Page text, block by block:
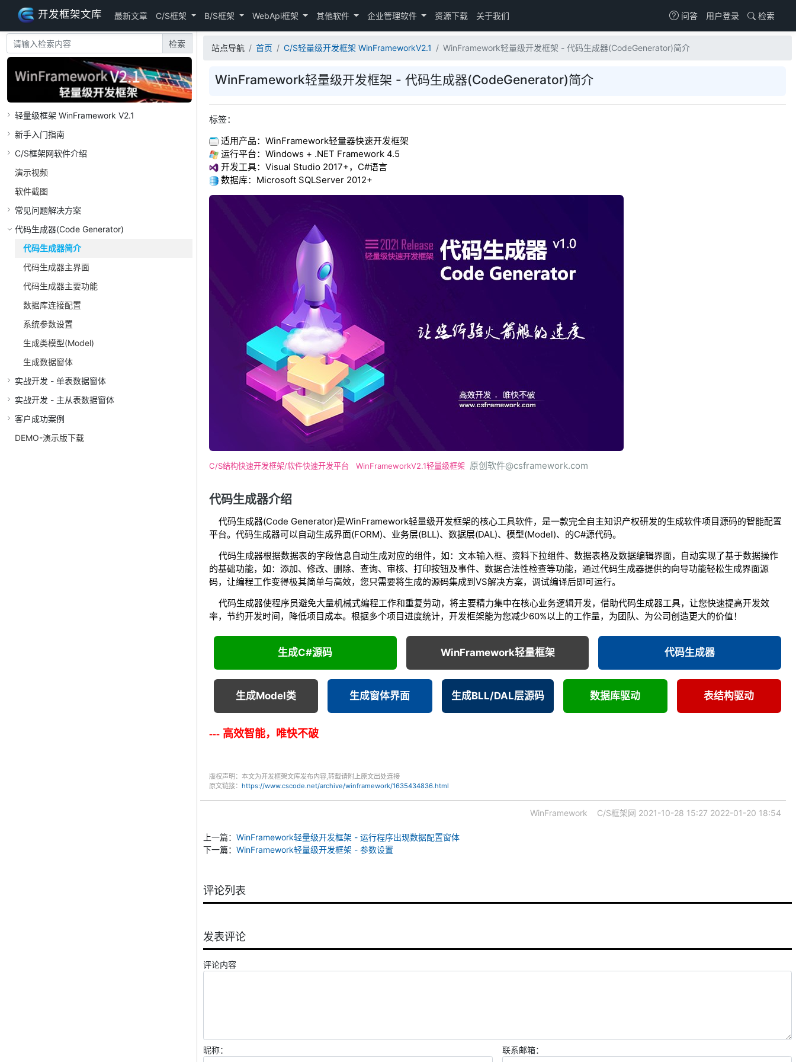
开发框架文库 最新文章 C/S框架 B/S框架 WebApi框架 其他软件 企业管理软件 资源下载 关于我们 问答 用户登录 检索
检索
轻量级框架 WinFramework V2.1
新手入门指南
C/S框架网软件介绍
演示视频
软件截图
常见问题解决方案
代码生成器(Code Generator)
代码生成器简介
代码生成器主界面
代码生成器主要功能
数据库连接配置
系统参数设置
生成类模型(Model)
生成数据窗体
实战开发 - 单表数据窗体
实战开发 - 主从表数据窗体
客户成功案例
DEMO-演示版下载
站点导航 首页 C/S轻量级开发框架 WinFrameworkV2.1 WinFramework轻量级开发框架 - 代码生成器(CodeGenerator)简介
WinFramework轻量级开发框架 - 代码生成器(CodeGenerator)简介
标签：
适用产品：WinFramework轻量器快速开发框架
运行平台：Windows + .NET Framework 4.5
开发工具：Visual Studio 2017+，C#语言
数据库：Microsoft SQLServer 2012+
C/S结构快速开发框架/软件快速开发平台 WinFrameworkV2.1轻量级框架 原创软件@csframework.com
代码生成器介绍
代码生成器(Code Generator)是WinFramework轻量级开发框架的核心工具软件，是一款完全自主知识产权研发的生成软件项目源码的智能配置
平台。代码生成器可以自动生成界面(FORM)、业务层(BLL)、数据层(DAL)、模型(Model)、的C#源代码。
代码生成器根据数据表的字段信息自动生成对应的组件，如：文本输入框、资料下拉组件、数据表格及数据编辑界面，自动实现了基于数据操作
的基础功能，如：添加、修改、删除、查询、审核、打印按钮及事件、数据合法性检查等功能，通过代码生成器提供的向导功能轻松生成界面源
码，让编程工作变得极其简单与高效，您只需要将生成的源码集成到VS解决方案，调试编译后即可运行。
代码生成器使程序员避免大量机械式编程工作和重复劳动，将主要精力集中在核心业务逻辑开发，借助代码生成器工具，让您快速提高开发效
率，节约开发时间，降低项目成本。根据多个项目进度统计，开发框架能为您减少60%以上的工作量，为团队、为公司创造更大的价值！
生成C#源码 WinFramework轻量框架 代码生成器
生成Model类 生成窗体界面 生成BLL/DAL层源码 数据库驱动 表结构驱动
--- 高效智能，唯快不破
版权声明：本文为开发框架文库发布内容,转载请附上原文出处连接
原文链接： https://www.cscode.net/archive/winframework/1635434836.html
WinFramework C/S框架网 2021-10-28 15:27 2022-01-20 18:54
上一篇： WinFramework轻量级开发框架 - 运行程序出现数据配置窗体
下一篇： WinFramework轻量级开发框架 - 参数设置
评论列表
发表评论
评论内容
昵称： 联系邮箱：